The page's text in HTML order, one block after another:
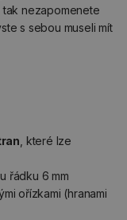
nezapomenete
s sebou museli mít
, které lze
řádku 6 mm
ořízkami (hranami